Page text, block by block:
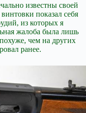
известны своей
показал себя
из которых я
жалоба была лишь
чем на других
ранее.